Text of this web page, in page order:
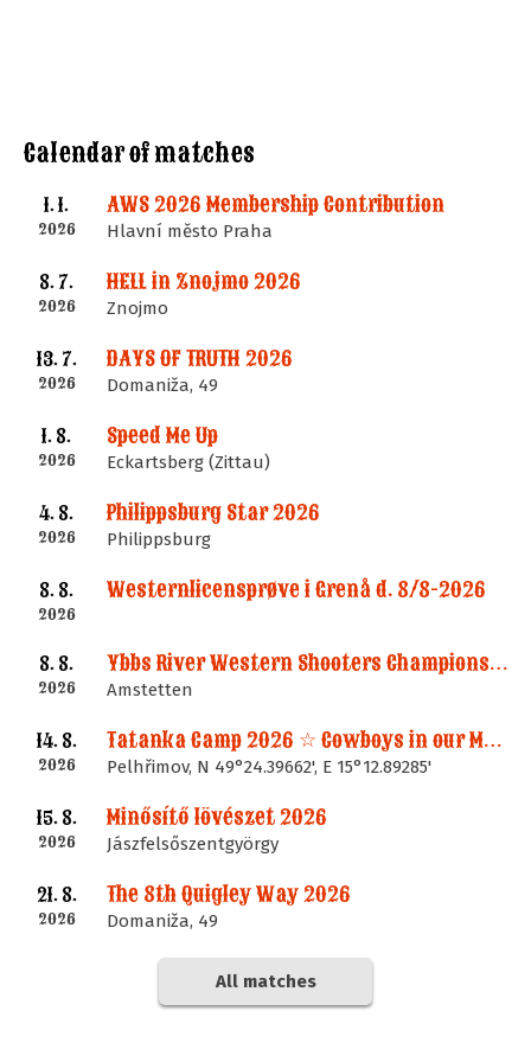
Calendar of matches
1. 1.
2026
AWS 2026 Membership Contribution
Hlavní město Praha
8. 7.
2026
HELL in Znojmo 2026
Znojmo
13. 7.
2026
DAYS OF TRUTH 2026
Domaniža, 49
1. 8.
2026
Speed Me Up
Eckartsberg (Zittau)
4. 8.
2026
Philippsburg Star 2026
Philippsburg
8. 8.
2026
Westernlicensprøve i Grenå d. 8/8-2026
8. 8.
2026
Ybbs River Western Shooters Championship 2026 + LM
Amstetten
14. 8.
2026
Tatanka Camp 2026 ☆ Cowboys in our Memories
Pelhřimov, N 49°24.39662', E 15°12.89285'
15. 8.
2026
Minősítő lövészet 2026
Jászfelsőszentgyörgy
21. 8.
2026
The 8th Quigley Way 2026
Domaniža, 49
All matches